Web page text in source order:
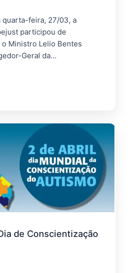
quarta-feira, 27/03, a
participou de
Ministro Lelio Bentes
Geral da…
de Conscientização